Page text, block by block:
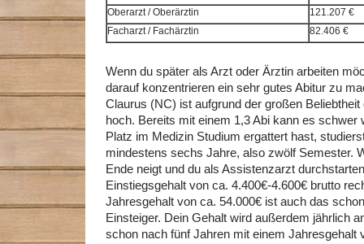
Oberarzt / Oberärztin
121.207 €
Facharzt / Fachärztin
82.406 €
Wenn du später als Arzt oder Ärztin arbeiten
darauf konzentrieren ein sehr gutes Abitur zu
Claurus (NC) ist aufgrund der großen
hoch. Bereits mit einem 1,3 Abi kann es schwer
Platz im Medizin Studium ergattert hast,
mindestens sechs Jahre, also zwölf Semester.
Ende neigt und du als Assistenzarzt
Einstiegsgehalt von ca. 4.400€-4.600€ brutto
Jahresgehalt von ca. 54.000€ ist auch das
Einsteiger. Dein Gehalt wird außerdem jährlich
schon nach fünf Jahren mit einem Jahresgehalt